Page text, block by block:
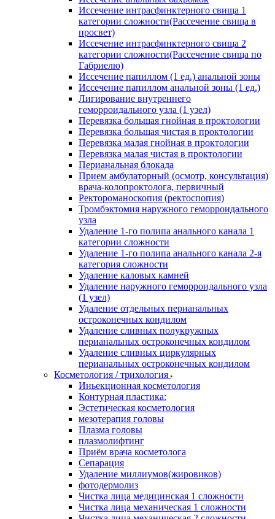
Иссечение интрасфинктерного свища 1
категории сложности(Рассечение свища в
просвет)
Иссечение интрасфинктерного свища 2
категории сложности(Рассечение свища по
Габриелю)
Иссечение папиллом (1 ед.) анальной зоны
Иссечение папиллом анальной зоны (1 ед.)
Лигирование внутреннего
геморроидального узла (1 узел)
Перевязка большая гнойная в проктологии
Перевязка большая чистая в проктологии
Перевязка малая гнойная в проктологии
Перевязка малая чистая в проктологии
Перианальная блокада
Прием амбулаторный (осмотр, консультация)
врача-колопроктолога, первичный
Ректороманоскопия (ректоспопия)
Тромбэктомия наружного геморроидального
узла
Удаление 1-го полипа анального канала 1
категории сложности
Удаление 1-го полипа анального канала 2-я
категория сложности
Удаление каловых камней
Удаление наружного геморроидального узла
(1 узел)
Удаление отдельных перианальных
остроконечных кондилом
Удаление сливных полукружных
перианальных остроконечных кондилом
Удаление сливных циркулярных
перианальных остроконечных кондилом
Косметология / трихология
Иньекционная косметология
Контурная пластика:
Эстетическая косметология
мезотерапия головы
Плазма головы
плазмолифтинг
Приём врача косметолога
Сепарация
Удаление миллиумов(жировиков)
фотодермолиз
Чистка лица медицинская 1 сложности
Чистка лица механическая 1 сложности